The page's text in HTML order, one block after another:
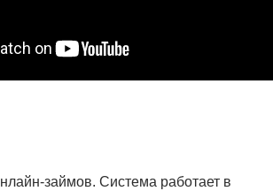
займов. Система работает в